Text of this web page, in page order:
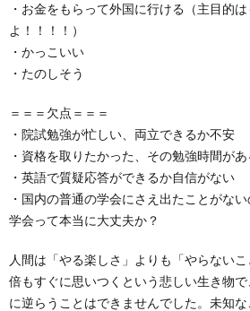
・お金をもらって外国に行ける（主目的
よ！！！！）
・かっこいい
・たのしそう
＝＝＝欠点＝＝＝
・院試勉強が忙しい、両立できるか不安
・資格を取りたかった、その勉強時間が
・英語で質疑応答ができるか自信がない
・国内の普通の学会にさえ出たことがな
学会って本当に大丈夫か？
人間は「やる楽しさ」よりも「やらない
倍もすぐに思いつくという悲しい生き物
に逆らうことはできませんでした。未知